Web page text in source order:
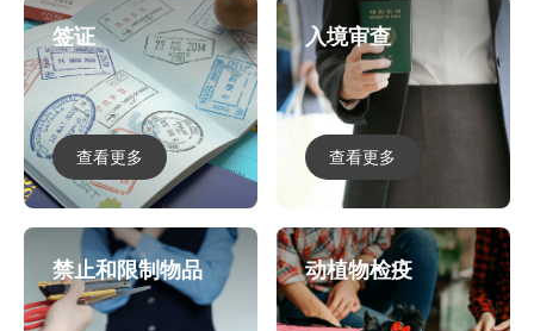
签证
查看更多
入境审查
查看更多
禁止和限制物品 动植物检疫